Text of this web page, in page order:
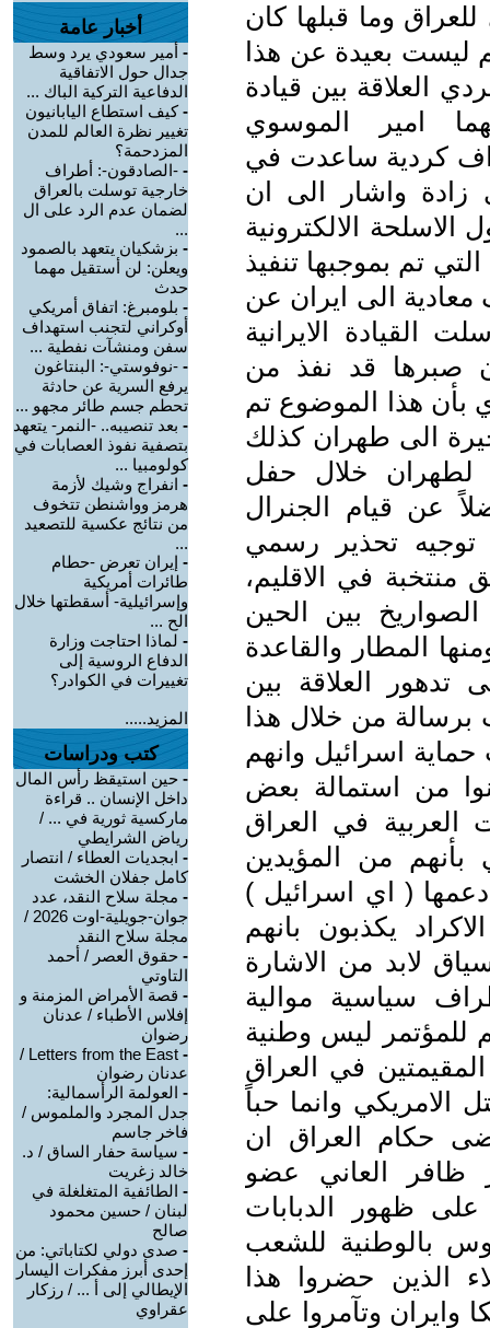
للعراق وما قبلها كان
ليست بعيدة عن هذا
العلاقة بين قيادة
امير الموسوي
كردية ساعدت في
زادة واشار الى ان
الالكترونية
تم بموجبها تنفيذ
الى ايران عن
القيادة الايرانية
صبرها قد نفذ من
بأن هذا الموضوع تم
الى طهران كذلك
لطهران خلال حفل
عن قيام الجنرال
تحذير رسمي
في الاقليم،
بين الحين
المطار والقاعدة
تدهور العلاقة بين
برسالة من خلال هذا
اسرائيل وانهم
من استمالة بعض
في العراق
بأنهم من المؤيدين
( اي اسرائيل )
يكذبون بانهم
لابد من الاشارة
سياسية موالية
للمؤتمر ليس وطنية
في العراق
الامريكي وانما حباً
حكام العراق ان
العاني عضو
على ظهور الدبابات
بالوطنية للشعب
الذين حضروا هذا
وايران وتآمروا على
أخبار عامة
- أمير سعودي يرد وسط
جدال حول الاتفاقية
الدفاعية التركية الباك ...
-كيف استطاع اليابانيون
تغيير نظرة العالم للمدن
المزدحمة؟
- -الصادقون-: أطراف
خارجية توسلت بالعراق
لضمان عدم الرد على ال
...
- بزشكيان يتعهد بالصمود
ويعلن: لن أستقيل مهما
حدث
- بلومبرغ: اتفاق أمريكي
أوكراني لتجنب استهداف
سفن ومنشآت نفطية ...
- -نوفوستي-: البنتاغون
يرفع السرية عن حادثة
تحطم جسم طائر مجهو ...
- بعد تنصيبه.. -النمر- يتعهد
بتصفية نفوذ العصابات في
كولومبيا ...
- انفراج وشيك لأزمة
هرمز وواشنطن تتخوف
من نتائج عكسية للتصعيد
...
- إيران تعرض -حطام
طائرات أمريكية
وإسرائيلية- أسقطتها خلال
الح ...
- لماذا احتاجت وزارة
الدفاع الروسية إلى
تغييرات في الكوادر؟
المزيد.....
كتب ودراسات
- حين استيقظ رأس المال
داخل الإنسان .. قراءة
ماركسية ثورية في ... /
رياض الشرايطي
- ابجديات العطاء / انتصار
كامل جفلان الخشت
- مجلة سلاح النقد، عدد
جوان-جويلية-اوت 2026 /
مجلة سلاح النقد
- حقوق العصر / أحمد
التاوتي
- قصة الأمراض المزمنة و
إفلاس الأطباء / عدنان
رضوان
-
Letters from the East /
عدنان رضوان
- العولمة الرأسمالية:
جدل المجرد والملموس /
فاخر جاسم
- سياسة حفار الساق / د.
خالد زغريت
- الطائفية المتغلغلة في
لبنان / حسين محمود
صالح
- صدى دولي لكتاباتي: من
إحدى أبرز مفكرات اليسار
الإيطالي إلى أ ... / رزكار
عقراوي